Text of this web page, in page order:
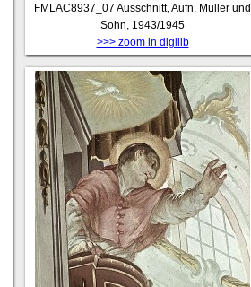
FMLAC8937_07 Ausschnitt, Aufn. Müller und
Sohn, 1943/1945
>>> zoom in digilib